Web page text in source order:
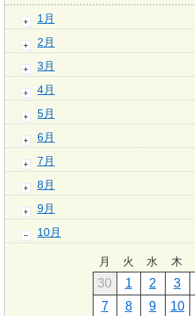
1月
2月
3月
4月
5月
6月
7月
8月
9月
10月
月 火 水 木
30 1 2 3
7
8 9 10